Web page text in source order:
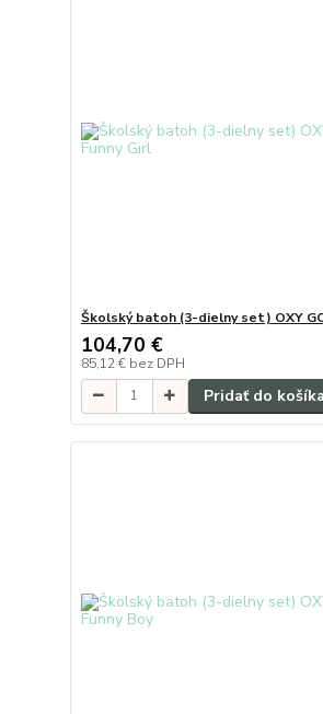
Školský batoh (3-dielny set) OXY
104,70 €
85,12 € bez DPH
Pridať do košíka